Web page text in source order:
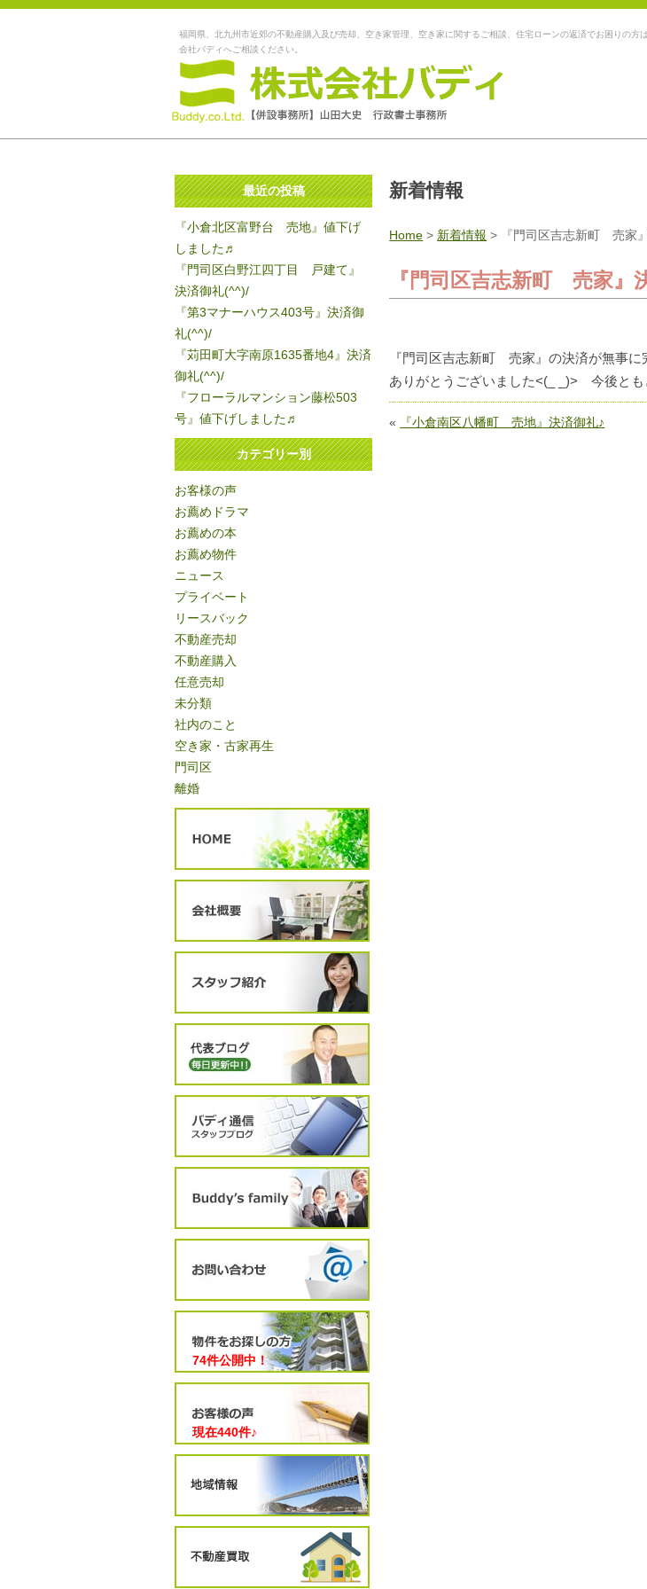
福岡県、北九州市近郊の不動産購入及び売却、空き家管理、空き家に関するご相談、住宅ローンの返済でお困りの方
会社バディへご相談ください。
新着情報
Home > 新着情報 > 『門司区吉志新町 売家
『門司区吉志新町 売家』
『門司区吉志新町 売家』の決済が無事
ありがとうございました<(_ _)> 今後とも
« 『小倉南区八幡町 売地』決済御礼♪
最近の投稿
『小倉北区富野台 売地』値下げ
しました♬
『門司区白野江四丁目 戸建て』
決済御礼(^^)/
『第3マナーハウス403号』決済御
礼(^^)/
『苅田町大字南原1635番地4』決済
御礼(^^)/
『フローラルマンション藤松503
号』値下げしました♬
カテゴリー別
お客様の声
お薦めドラマ
お薦めの本
お薦め物件
ニュース
プライベート
リースバック
不動産売却
不動産購入
任意売却
未分類
社内のこと
空き家・古家再生
門司区
離婚
74件公開中！
現在440件♪